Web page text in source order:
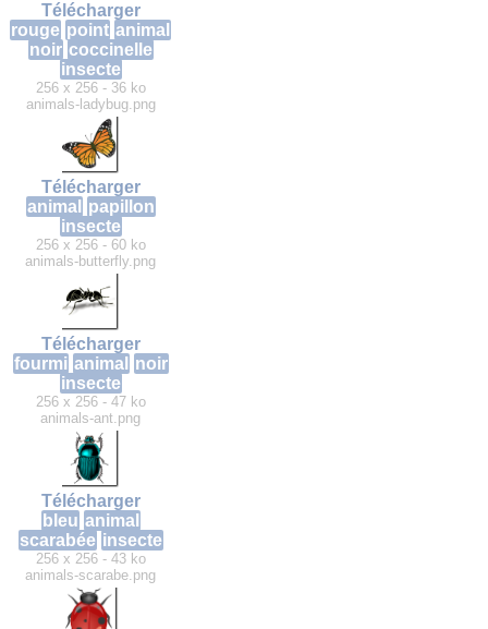
Télécharger
rouge point animal
noir coccinelle
insecte
256 x 256 - 36 ko
animals-ladybug.png
Télécharger
animal
papillon
insecte
256 x 256 - 60 ko
animals-butterfly.png
Télécharger
fourmi animal
noir
insecte
256 x 256 - 47 ko
animals-ant.png
Télécharger
bleu animal
scarabée insecte
256 x 256 - 43 ko
animals-scarabe.png